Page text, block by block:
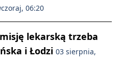
06:20
lekarską trzeba
i Łodzi 03 sierpnia,